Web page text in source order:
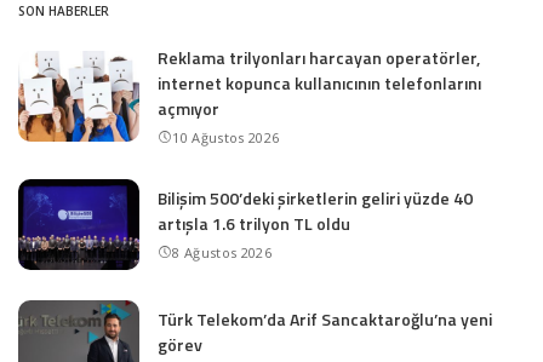
SON HABERLER
Reklama trilyonları harcayan operatörler,
internet kopunca kullanıcının telefonlarını
açmıyor
10 Ağustos 2026
Bilişim 500’deki şirketlerin geliri yüzde 40
artışla 1.6 trilyon TL oldu
8 Ağustos 2026
Türk Telekom’da Arif Sancaktaroğlu’na yeni
görev